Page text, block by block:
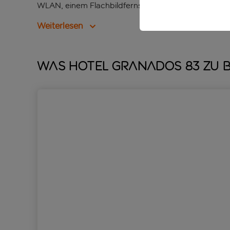
WLAN, einem Flachbildfernseher und einem
Weiterlesen
Was Hotel Granados 83 zu